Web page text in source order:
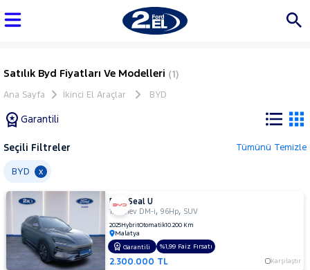
Satılık Byd Fiyatları Ve Modelleri (1)
Ana Sayfa İkinci El Araçlar BYD
Garantili
Tüm
Araçlar
AUDI
BMC
Seçili Filtreler Tümünü Temizle
BYD x
BYD Seal U
1.5 Phev DM-i,96Hp, SUV
2025HybritOtomatik10.200 Km
Malatya
2.300.000 TL Karşılaştır
Garantili %1,99 Faiz Fırsatı